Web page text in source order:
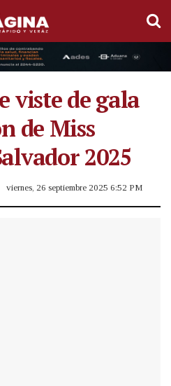
viste de gala
de Miss
2025
viernes, 26 septiembre 2025 6:52 PM